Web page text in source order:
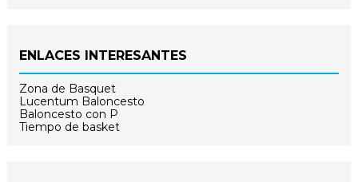
ENLACES INTERESANTES
Zona de Basquet
Lucentum Baloncesto
Baloncesto con P
Tiempo de basket